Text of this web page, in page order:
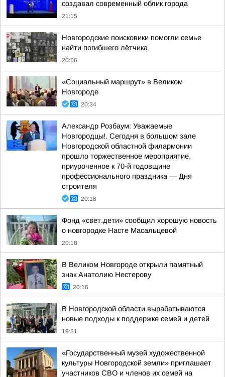
создавал современный облик города
21:15
Новгородские поисковики помогли семье
найти погибшего лётчика
20:56
«Социальный маршрут» в Великом
Новгороде
20:34
Александр Розбаум: Уважаемые
Новгородцы!. Сегодня в большом зале
Новгородской областной филармонии
прошло торжественное мероприятие,
приуроченное к 70-й годовщине
профессионального праздника — Дня
строителя
20:18
Фонд «свет.дети» сообщил хорошую новость
о новгородке Насте Масальцевой
20:18
В Великом Новгороде открыли памятный
знак Анатолию Нестерову
20:16
В Новгородской области вырабатываются
новые подходы к поддержке семей и детей
19:51
«Государственный музей художественной
культуры Новгородской земли» приглашает
участников СВО и членов их семей на